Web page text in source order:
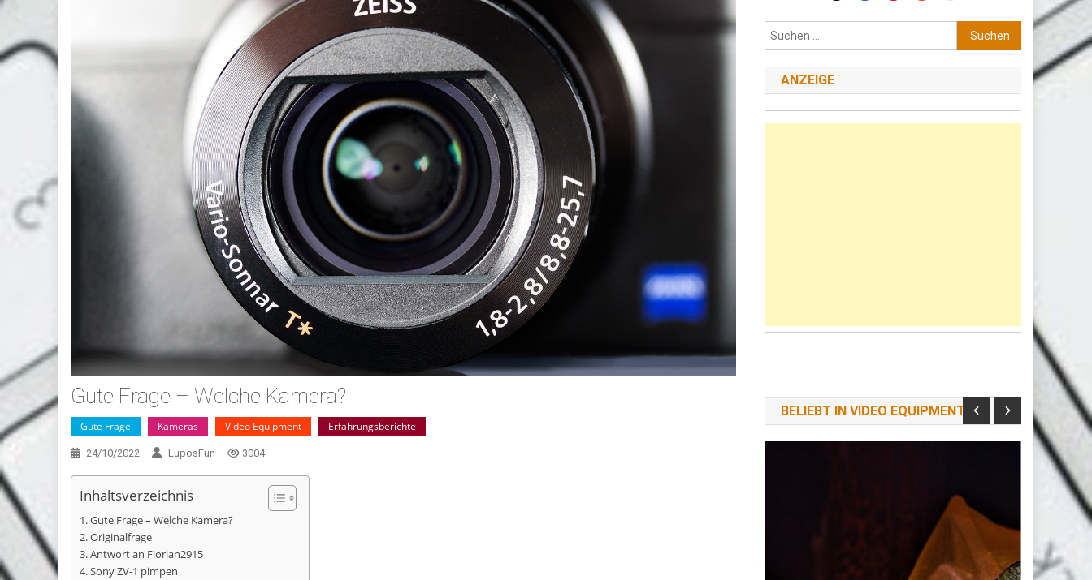
Gute Frage – Welche Kamera?
Gute Frage Kameras Video Equipment Erfahrungsberichte
24/10/2022 LuposFun 3004
Inhaltsverzeichnis
Gute Frage – Welche Kamera?
Originalfrage
Antwort an Florian2915
Sony ZV-1 pimpen
Suchen
nach:
ANZEIGE
BELIEBT IN VIDEO EQUIPMENT